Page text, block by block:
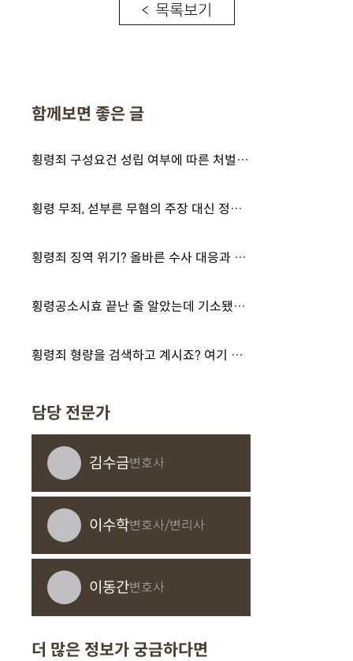
< 목록보기
함께보면 좋은 글
횡령죄 구성요건 성립 여부에 따른 처벌 수위와 대처 방법 알아보기
횡령 무죄, 섣부른 무혐의 주장 대신 정확한 법리 검토로 대응하세요
횡령죄 징역 위기? 올바른 수사 대응과 양형 자료 준비 안내
횡령공소시효 끝난 줄 알았는데 기소됐습니다
횡령죄 형량을 검색하고 계시죠? 여기 답이 있습니다.
담당 전문가
김수금변호사
이수학변호사/변리사
이동간변호사
더 많은 정보가 궁금하다면